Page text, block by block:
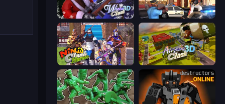
Winter Clash 3D Vegas Clash 3D
Ninja Clash Heroes Airport Clash 3D